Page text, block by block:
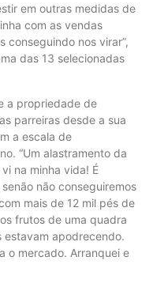
em outras medidas de
com as vendas
conseguindo nos virar”,
das 13 selecionadas
a propriedade de
parreiras desde a sua
a escala de
“Um alastramento da
na minha vida! É
não conseguiremos
mais de 12 mil pés de
frutos de uma quadra
apodrecendo.
o mercado. Arranquei e